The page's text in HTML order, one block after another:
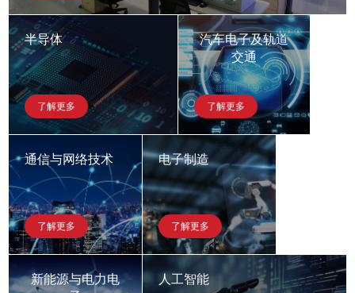
半导体
了解更多
汽车电子及轨道
交通
了解更多
通信与网络技术
了解更多
电子制造
了解更多
新能源与电力电
人工智能